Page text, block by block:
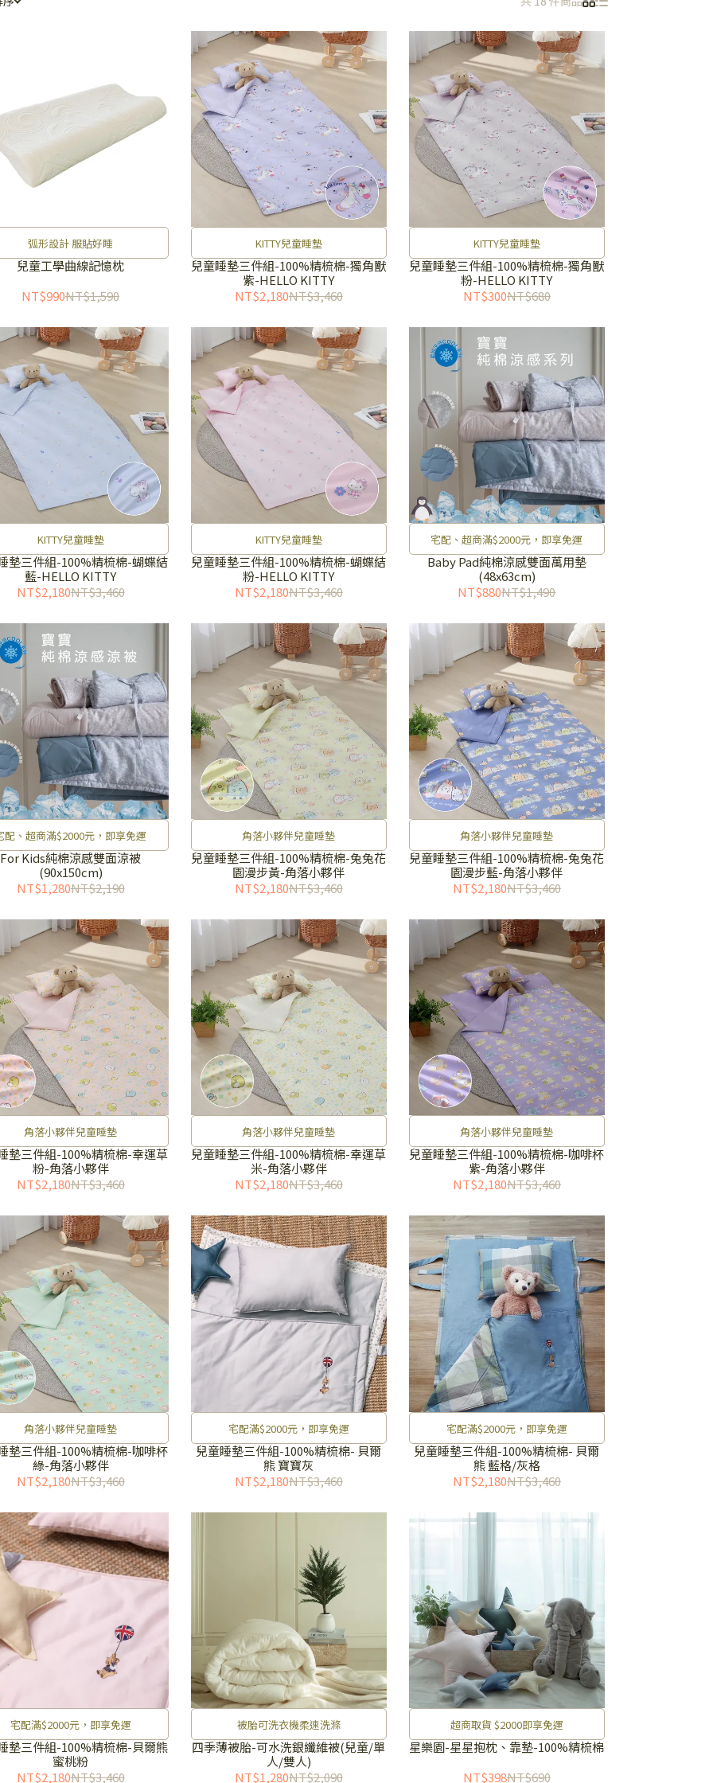
弧形設計 服貼好睡
兒童工學曲線記憶枕
NT$990NT$1,590
KITTY兒童睡墊
兒童睡墊三件組-100%精梳棉-獨角獸
紫-HELLO KITTY
NT$2,180NT$3,460
KITTY兒童睡墊
兒童睡墊三件組-100%精梳棉-獨角獸
粉-HELLO KITTY
NT$300NT$680
KITTY兒童睡墊
墊三件組-100%精梳棉-蝴蝶結
藍-HELLO KITTY
NT$2,180NT$3,460
KITTY兒童睡墊
兒童睡墊三件組-100%精梳棉-蝴蝶結
粉-HELLO KITTY
NT$2,180NT$3,460
宅配、超商滿$2000元，即享免運
Baby Pad純棉涼感雙面萬用墊
(48x63cm)
NT$880NT$1,490
配、超商滿$2000元，即享免運
For Kids純棉涼感雙面涼被
(90x150cm)
NT$1,280NT$2,190
角落小夥伴兒童睡墊
兒童睡墊三件組-100%精梳棉-兔兔花
園漫步黃-角落小夥伴
NT$2,180NT$3,460
角落小夥伴兒童睡墊
兒童睡墊三件組-100%精梳棉-兔兔花
園漫步藍-角落小夥伴
NT$2,180NT$3,460
角落小夥伴兒童睡墊
墊三件組-100%精梳棉-幸運草
粉-角落小夥伴
NT$2,180NT$3,460
角落小夥伴兒童睡墊
兒童睡墊三件組-100%精梳棉-幸運草
米-角落小夥伴
NT$2,180NT$3,460
角落小夥伴兒童睡墊
兒童睡墊三件組-100%精梳棉-咖啡杯
紫-角落小夥伴
NT$2,180NT$3,460
角落小夥伴兒童睡墊
墊三件組-100%精梳棉-咖啡杯
綠-角落小夥伴
NT$2,180NT$3,460
宅配滿$2000元，即享免運
兒童睡墊三件組-100%精梳棉- 貝爾
熊 寶寶灰
NT$2,180NT$3,460
宅配滿$2000元，即享免運
兒童睡墊三件組-100%精梳棉- 貝爾
熊 藍格/灰格
NT$2,180NT$3,460
宅配滿$2000元，即享免運
墊三件組-100%精梳棉-貝爾熊
蜜桃粉
NT$2,180NT$3,460
被胎可洗衣機柔速洗滌
四季薄被胎-可水洗銀纖維被(兒童/單
人/雙人)
NT$1,280NT$2,090
超商取貨 $2000即享免運
星樂園-星星抱枕、靠墊-100%精梳棉
NT$398NT$690